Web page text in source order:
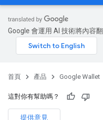
Google 會運用 AI 技術將內容
首頁 產品 Google Wallet
這對你有幫助嗎？
提供意見